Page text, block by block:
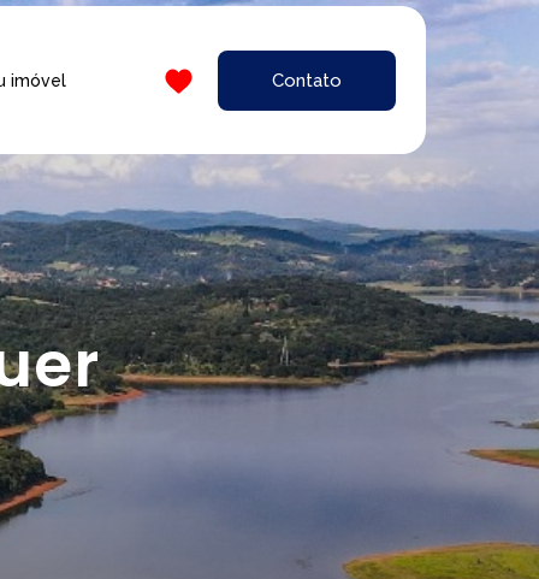
imóvel Contato